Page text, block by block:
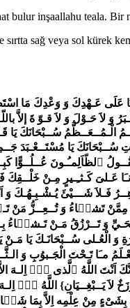
bulur inşaallahu teala. Bir
sağ veya sol kürek
بِكُـلِّ شَىْءٍ عِـلْـمًا اللَّهُمَّ لاَ تَـقْـتُـلْـنـَا بِغَضَبِكَ وَ لاَ تُـهْلِـكْنـَا بِمَثُــلاَتِـكَ وَ عَافِـنـَا قَــبْـلَ ذَالِـكَ سُــبْحَانَ الْمَــلِـكِ الْـقُــدُّوسِ سُــبْحَانَ ذى اْلمُــلْـكِ وَ الْمَــلَــكُوتِ سُــبْحَانَ ذى الْعِـزَّةِ وَ الْعَـظَـمَةِ وَ الْـــجـَـبَـرُوتِ سُــبْحَانَ الْمَـلِـكِ الْـحــَيِّ ٱلَّذي لاَ يَنـَامُ وَ لاَ يَـمُوتُ سُـــبُّوحٌ قُدُّوسٌ رَبـُّنـَا وَ رَبُّ اْلمَلــۤـئِكَةِ وَ ٱلرُّوحِ اللَّهُمَّ عَلِّمْنـَا مِنْ عِلْمِكَ وَ فَــهِّـمْـنـَا عَـنْـكَ وَ قَــلِّـدْنَا بِصَـمْـصَامِ نَـصْرِكَ اللَّهُمَّ اجْـعَـلْـنَا لَـكَ شَاكِـراً وَ لَـكَ ذَاكِـراً وَ لَـكَ رَاهِـباً وَ لَـكَ مِـطْــوَاعاً وَ لَـكَ مُـخْـبِتًا وَ اِلَـيْـكَ اَوَّاهًا مُنِيبًا اللَّهُمَّ تَـقَـبَّـلْ تَـوْبــَتَـنـَا وَ اَغْسِـلْ حَـوْبــَتَـنـَا وَ سَــدِّدْ مَـقَاوِلَنـَا وَ اسْـلُـلْ سَـخيِـمَـةَ صُــدُورِنـاَ وَ اَذْهِـبِ ٱلـدَّخَلَ وَ ٱلـذَّحَلَ وَ ٱلـرَّانَ وَ اْلاِحْـنَـةَ مِـنْ قُــلُوبِـنَا اللَّهُمَّ إِنــَّا نَـعُـوذُ بِـكَ مِـنْ جُـدَاعِ اْلفُـجۤاءَةِ وَ مِـنْ حَـرْقِ اْلمَـأْنــُوسَةِ وَ مِـنَ اْلاِلـــْحـَادِ وَ الْغِـرَّةِ وَ مِـنَ الْـجَـمِّ وَ الْـعَــنَـتِ وَ مِـنَ اْلأُمـُورِ الْمُـطَـمِّـرَاتِ اللَّهُمَّ اقْسِمْ لَنـَا مِـنْ خَشْـيَتـِكَ مَا